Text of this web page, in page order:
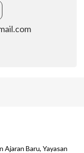
Ajaran Baru, Yayasan